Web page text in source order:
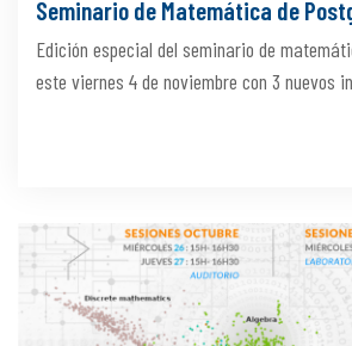
Seminario de Matemática de
Edición especial del seminario de
este viernes 4 de noviembre con 3 nuevos